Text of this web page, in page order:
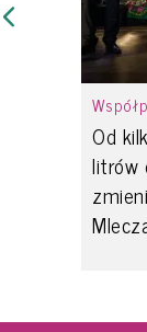
Od
litrów